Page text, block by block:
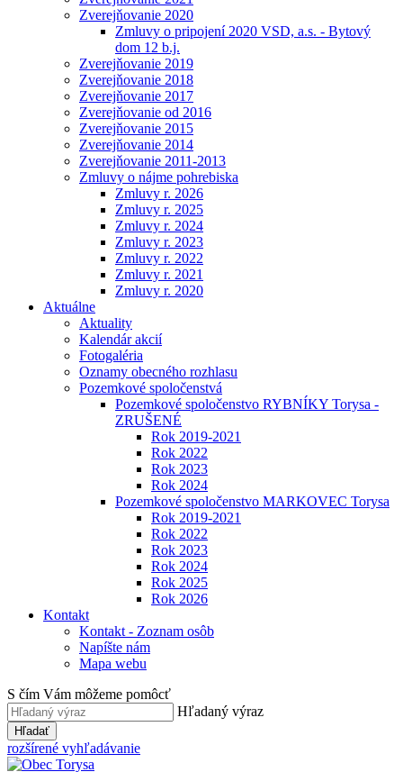
Zverejňovanie 2020
Zmluvy o pripojení 2020 VSD, a.s. - Bytový
dom 12 b.j.
Zverejňovanie 2019
Zverejňovanie 2018
Zverejňovanie 2017
Zverejňovanie od 2016
Zverejňovanie 2015
Zverejňovanie 2014
Zverejňovanie 2011-2013
Zmluvy o nájme pohrebiska
Zmluvy r. 2026
Zmluvy r. 2025
Zmluvy r. 2024
Zmluvy r. 2023
Zmluvy r. 2022
Zmluvy r. 2021
Zmluvy r. 2020
Aktuálne
Aktuality
Kalendár akcií
Fotogaléria
Oznamy obecného rozhlasu
Pozemkové spoločenstvá
Pozemkové spoločenstvo RYBNÍKY Torysa -
ZRUŠENÉ
Rok 2019-2021
Rok 2022
Rok 2023
Rok 2024
Pozemkové spoločenstvo MARKOVEC Torysa
Rok 2019-2021
Rok 2022
Rok 2023
Rok 2024
Rok 2025
Rok 2026
Kontakt
Kontakt - Zoznam osôb
Napíšte nám
Mapa webu
S čím Vám môžeme pomôcť
Hľadaný výraz
Hľadať
rozšírené vyhľadávanie